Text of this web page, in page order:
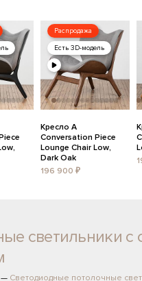
Распродажа
Есть 3D-модель
Кресло A
Conversation Piece
Lounge Chair Low,
Dark Oak
196 900 ₽
светильники с
— Светодиодные потолочные